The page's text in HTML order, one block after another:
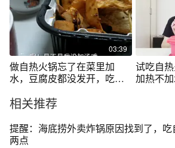
03:39
做自热火锅忘了在菜里加
水，豆腐皮都没发开，吃的
试吃自
加热不
相关推荐
提醒：海底捞外卖炸锅原因找到了，
两点